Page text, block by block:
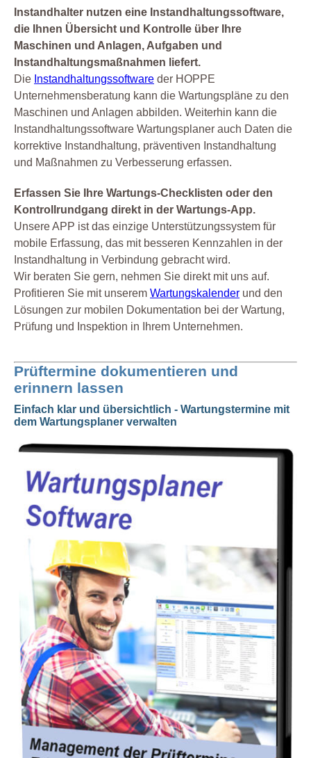
Instandhalter nutzen eine Instandhaltungssoftware,
die Ihnen Übersicht und Kontrolle über Ihre
Maschinen und Anlagen, Aufgaben und
Instandhaltungsmaßnahmen liefert.
Die Instandhaltungssoftware der HOPPE
Unternehmensberatung kann die Wartungspläne zu den
Maschinen und Anlagen abbilden. Weiterhin kann die
Instandhaltungssoftware Wartungsplaner auch Daten die
korrektive Instandhaltung, präventiven Instandhaltung
und Maßnahmen zu Verbesserung erfassen.
Erfassen Sie Ihre Wartungs-Checklisten oder den
Kontrollrundgang direkt in der Wartungs-App.
Unsere APP ist das einzige Unterstützungssystem für
mobile Erfassung, das mit besseren Kennzahlen in der
Instandhaltung in Verbindung gebracht wird.
Wir beraten Sie gern, nehmen Sie direkt mit uns auf.
Profitieren Sie mit unserem Wartungskalender und den
Lösungen zur mobilen Dokumentation bei der Wartung,
Prüfung und Inspektion in Ihrem Unternehmen.
Prüftermine dokumentieren und
erinnern lassen
Einfach klar und übersichtlich - Wartungstermine mit
dem Wartungsplaner verwalten